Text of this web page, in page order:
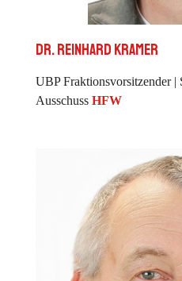
Dr. Reinhard Kramer
UBP Fraktionsvorsitzender |
Ausschuss HFW